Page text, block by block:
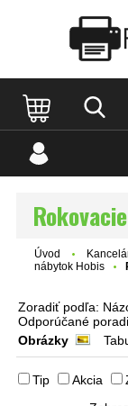
Úvod
nábytok Hobis
Zoradiť podľa:
Odporúčané
Obrázky
Tip Akcia
Katalóg internetových